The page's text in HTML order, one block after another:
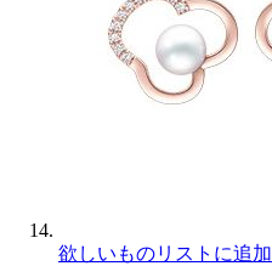
欲しいものリストに追加